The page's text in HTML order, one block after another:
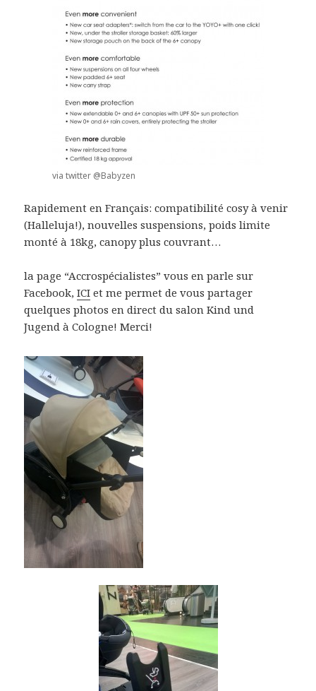
via twitter @Babyzen
Rapidement en Français: compatibilité cosy à venir
(Halleluja!), nouvelles suspensions, poids limite
monté à 18kg, canopy plus couvrant…
la page “Accrospécialistes” vous en parle sur
Facebook,ICI et me permet de vous partager
quelques photos en direct du salon Kind und
Jugend à Cologne! Merci!